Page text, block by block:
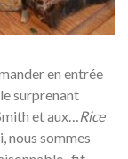
en entrée
surprenant
et aux…
Rice
nous sommes